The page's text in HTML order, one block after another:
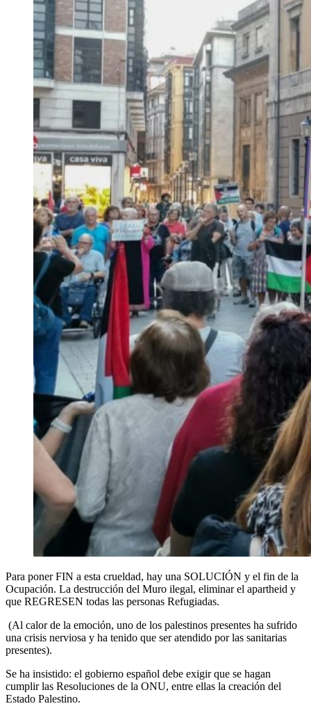
Para poner FIN a esta crueldad, hay una SOLUCIÓN y el fin de la
Ocupación. La destrucción del Muro ilegal, eliminar el apartheid y
que REGRESEN todas las personas Refugiadas.
(Al calor de la emoción, uno de los palestinos presentes ha sufrido
una crisis nerviosa y ha tenido que ser atendido por las sanitarias
presentes).
Se ha insistido: el gobierno español debe exigir que se hagan
cumplir las Resoluciones de la ONU, entre ellas la creación del
Estado Palestino.